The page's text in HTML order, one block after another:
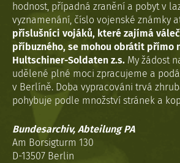
hodnost, případná zranění a pobyt v
vyznamenání, číslo vojenské známky
příslušníci vojáků, které zajímá
příbuzného, se mohou obrátit přímo
Hultschiner-Soldaten z.s. My žádost
udělené plné moci zpracujeme a
v Berlíně. Doba vypracováni trvá
pohybuje podle množství stránek a
Bundesarchiv, Abteilung PA
Am Borsigturm 130
D-13507 Berlin